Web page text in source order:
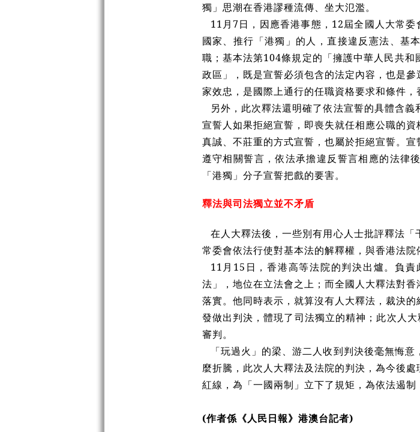
獨」思潮在香港謬種流傳、坐大氾濫。
11月7日，因應香港事態，12屆全國人大常
國家、推行「港獨」的人，直接違反憲法、基
職；基本法第104條規定的「擁護中華人民共
政區」，既是宣誓必須包含的法定內容，也是
家效忠，是國際上通行的任職資格要求和條件，
另外，此次釋法還明確了依法宣誓的具體含
宣誓人如果拒絕宣誓，即喪失就任相應公職的
真誠、不莊重的方式宣誓，也屬於拒絕宣誓。
遵守相關誓言，依法承擔違反誓言相應的法律
「港獨」分子宣誓把戲的要害。
釋法與司法獨立並不矛盾
在人大釋法後，一些別有用心人士批評釋法
常委會依法行使對基本法的解釋權，與香港法院
11月15日，香港高等法院的判決出爐。負
法」，地位在立法會之上；而全國人大釋法對
落實。他同時表示，就算沒有人大釋法，裁決
發做出判決，體現了司法獨立的精神；此次人
審判。
「玩過火」的梁、游二人收到判決後毫無悔
麼折騰，此次人大釋法及法院的判決，為今後
紅線，為「一國兩制」立下了規矩，為依法遏制
(作者係《人民日報》港澳台記者)